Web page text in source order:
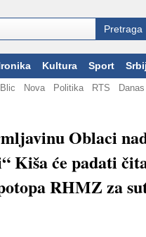
Kultura Sport
Blic Nova Politika RTS Danas
Oblaci
Kiša će padati
RHMZ za